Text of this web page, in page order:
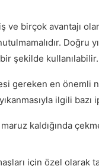
ve birçok avantajı
Doğru
şekilde kullanılabilir.
gereken en önemli
ilgili
maruz kaldığında
için özel olarak